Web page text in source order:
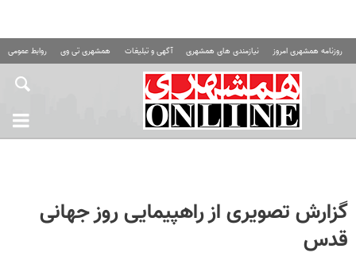
روزنامه همشهری امروز نیازمندی های همشهری آگهی و تبلیغات همشهری تی وی روابط عمومی
گزارش تصویری از راهپیمایی روز جهانی
قدس